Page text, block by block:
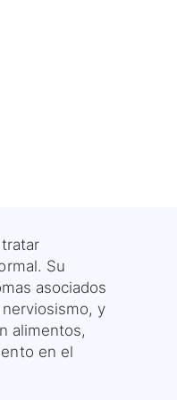
Su
asociados
y
alimentos,
en el